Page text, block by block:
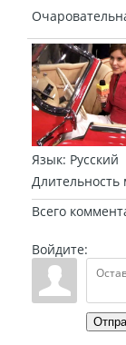
Язык: Русский
Длительность
Всего
Войдите: